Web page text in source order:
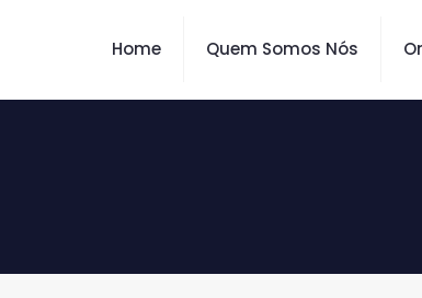
Home Quem Somos Nós